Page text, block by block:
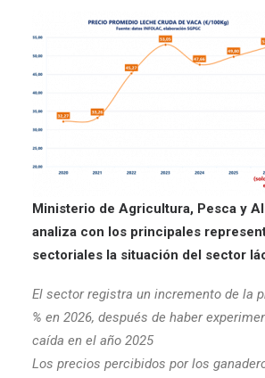
Ministerio de Agricultura, Pesca y
analiza con los principales
sectoriales la situación del sector
El sector registra un incremento de la
% en 2026, después de haber
caída en el año 2025
Los precios percibidos por los